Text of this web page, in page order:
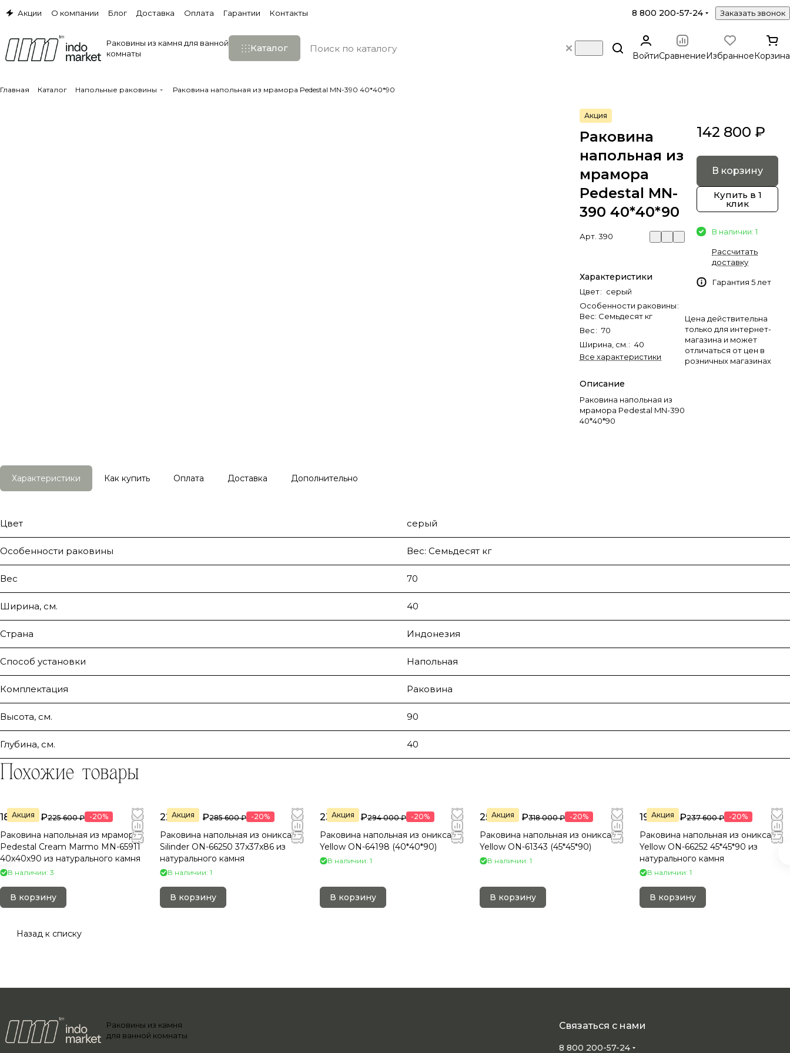
Акции О компании Блог Доставка Оплата Гарантии Контакты 8 800 200-57-24 Заказать звонок
Раковины из камня для ванной
комнаты
Каталог
ВойтиСравнениеИзбранноеКорзина
Главная Каталог Напольные раковины Раковина напольная из мрамора Pedestal MN-390 40*40*90
Акция
Раковина
напольная из
мрамора
Pedestal MN-
390 40*40*90
Арт. 390
Характеристики
Цвет: серый
Особенности раковины:
Вес: Семьдесят кг
Вес: 70
Ширина, см. : 40
Все характеристики
Описание
Раковина напольная из
мрамора Pedestal MN-390
40*40*90
142 800 ₽
В корзину
Купить в 1
клик
В наличии: 1
Рассчитать
доставку
Гарантия 5 лет
Цена действительна
только для интернет-
магазина и может
отличаться от цен в
розничных магазинах
Характеристики Как купить Оплата Доставка Дополнительно
Цвет серый
Особенности раковины Вес: Семьдесят кг
Вес 70
Ширина, см. 40
Страна Индонезия
Способ установки Напольная
Комплектация Раковина
Высота, см. 90
Глубина, см. 40
Похожие товары
Акция
180 480 ₽225 600 ₽ -20%
Раковина напольная из мрамора
Pedestal Cream Marmo MN-65911
40х40х90 из натурального камня
В наличии: 3
В корзину
Акция
228 480 ₽285 600 ₽ -20%
Раковина напольная из оникса
Silinder ON-66250 37х37х86 из
натурального камня
В наличии: 1
В корзину
Акция
235 200 ₽294 000 ₽ -20%
Раковина напольная из оникса
Yellow ON-64198 (40*40*90)
В наличии: 1
В корзину
Акция
254 400 ₽318 000 ₽ -20%
Раковина напольная из оникса
Yellow ON-61343 (45*45*90)
В наличии: 1
В корзину
Акция
190 080 ₽237 600 ₽ -20%
Раковина напольная из оникса
Yellow ON-66252 45*45*90 из
натурального камня
В наличии: 1
В корзину
Назад к списку
Раковины из камня
для ванной комнаты
Связаться с нами
8 800 200-57-24